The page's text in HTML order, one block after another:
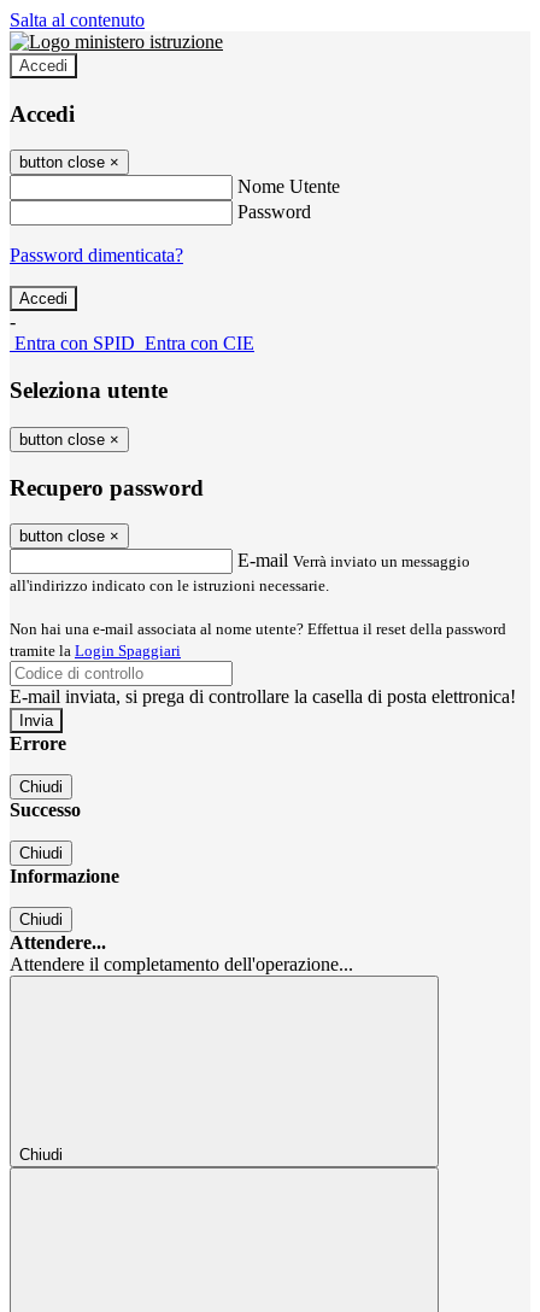
Salta al contenuto
Accedi
Accedi
button close ×
Nome Utente
Password
Password dimenticata?
-
Entra con SPID Entra con CIE
Seleziona utente
button close ×
Recupero password
button close ×
E-mail Verrà inviato un messaggio
all'indirizzo indicato con le istruzioni necessarie.
Non hai una e-mail associata al nome utente? Effettua il reset della password
tramite la Login Spaggiari
E-mail inviata, si prega di controllare la casella di posta elettronica!
Errore
Chiudi
Successo
Chiudi
Informazione
Chiudi
Attendere...
Attendere il completamento dell'operazione...
Chiudi